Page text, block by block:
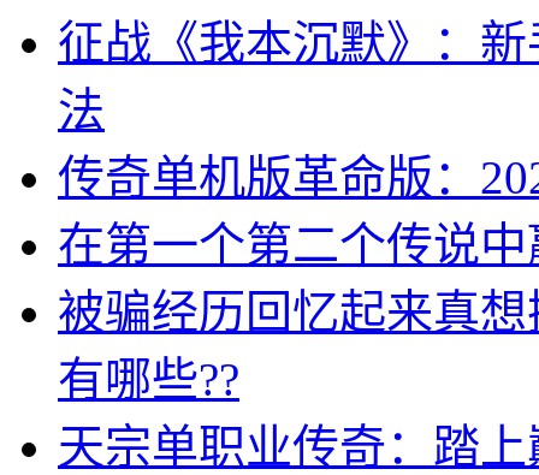
征战《我本沉默》：
法
传奇单机版革命版：
在第一个第二个传说
被骗经历回忆起来真
有哪些??
天宗单职业传奇：踏